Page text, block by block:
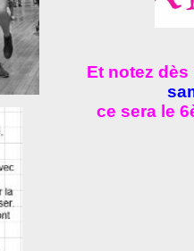
Et notez
ce sera le